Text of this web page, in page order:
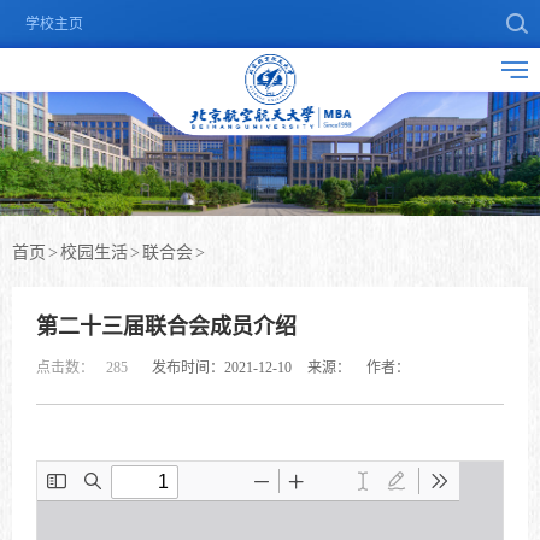
学校主页
首页 > 校园生活> 联合会>
第二十三届联合会成员介绍
发布时间：2021-12-10 来源： 作者：
点击数： 285